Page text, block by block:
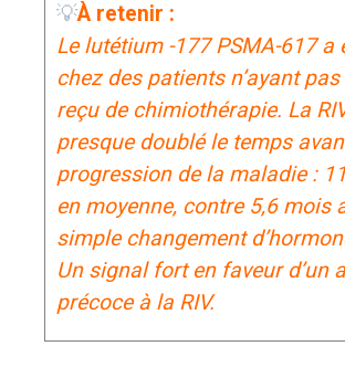
💡À retenir :
Le lutétium -177 PSMA-617 a
chez des patients n’ayant
reçu de chimiothérapie. La
presque doublé le temps
progression de la maladie :
en moyenne, contre 5,6 mois
simple changement
Un signal fort en faveur d’un
précoce à la RIV.